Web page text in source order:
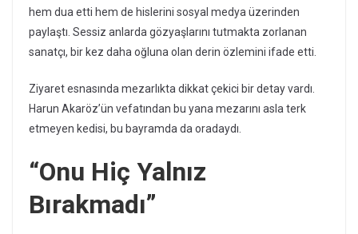
hem dua etti hem de hislerini sosyal medya üzerinden
paylaştı. Sessiz anlarda gözyaşlarını tutmakta zorlanan
sanatçı, bir kez daha oğluna olan derin özlemini ifade etti.
Ziyaret esnasında mezarlıkta dikkat çekici bir detay vardı.
Harun Akaröz’ün vefatından bu yana mezarını asla terk
etmeyen kedisi, bu bayramda da oradaydı.
“Onu Hiç Yalnız
Bırakmadı”